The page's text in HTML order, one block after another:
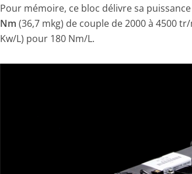
Pour mémoire, ce bloc délivre sa
Nm (36,7 mkg) de couple de 2000 à 4500
Kw/L) pour 180 Nm/L.